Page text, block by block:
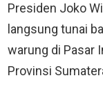
Presiden Joko
langsung tunai
warung di Pasar
Provinsi